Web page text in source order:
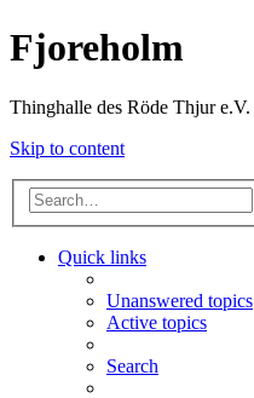
Fjoreholm
Thinghalle des Röde Thjur e.V.
Skip to content
Quick links
Unanswered topics
Active topics
Search